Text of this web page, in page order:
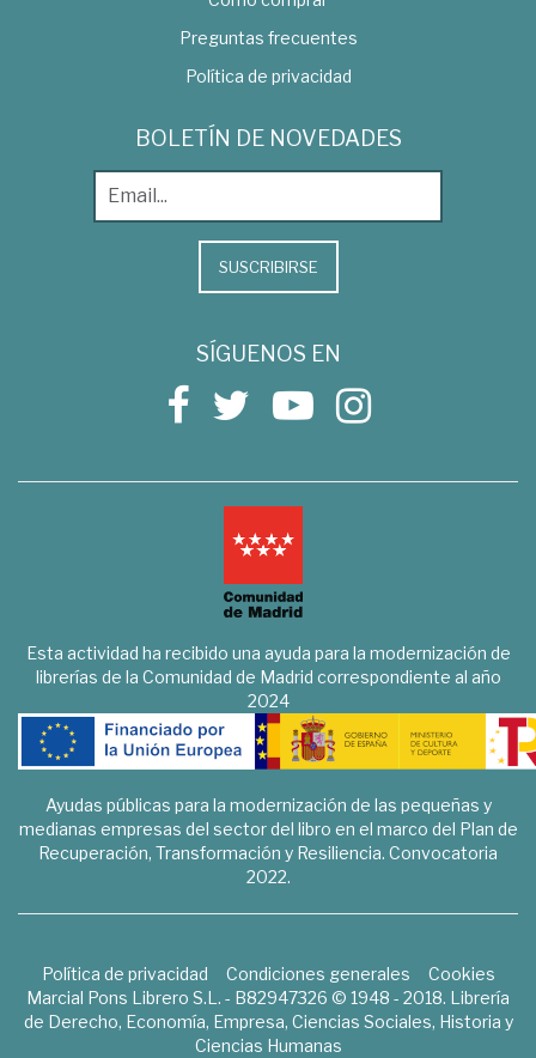
Preguntas frecuentes
Política de privacidad
BOLETÍN DE NOVEDADES
SUSCRIBIRSE
SÍGUENOS EN
Esta actividad ha recibido una ayuda para la modernización de
librerías de la Comunidad de Madrid correspondiente al año
2024
Ayudas públicas para la modernización de las pequeñas y
medianas empresas del sector del libro en el marco del Plan de
Recuperación, Transformación y Resiliencia. Convocatoria
2022.
Política de privacidad Condiciones generales
Cookies
Marcial Pons Librero S.L. - B82947326 © 1948 - 2018. Librería
de Derecho, Economía, Empresa, Ciencias Sociales, Historia y
Ciencias Humanas